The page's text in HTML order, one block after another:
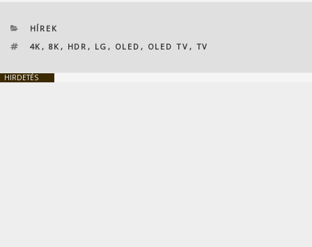
KATEGÓRIÁK
HÍREK
CÍMKÉK
4K , 8K , HDR , LG , OLED , OLED TV , TV
HIRDETÉS